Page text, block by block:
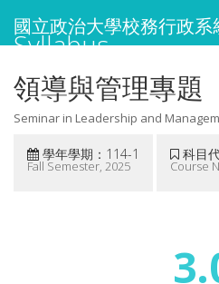
國立政治大學校務行政系
Syllabus
領導與管理專題
Seminar in Leadership and
學年學期：114-1
Fall Semester, 2025
科目
Course